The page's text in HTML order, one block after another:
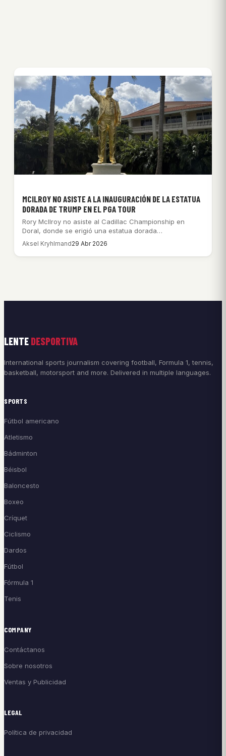
MCILROY NO ASISTE A LA INAUGURACIÓN DE LA ESTATUA
DORADA DE TRUMP EN EL PGA TOUR
Rory McIlroy no asiste al Cadillac Championship en
Doral, donde se erigió una estatua dorada…
Aksel Kryhlmand29 Abr 2026
LENTE DESPORTIVA
International sports journalism covering football, Formula 1, tennis,
basketball, motorsport and more. Delivered in multiple languages.
SPORTS
Fútbol americano
Atletismo
Bádminton
Béisbol
Baloncesto
Boxeo
Críquet
Ciclismo
Dardos
Fútbol
Fórmula 1
Tenis
COMPANY
Contáctanos
Sobre nosotros
Ventas y Publicidad
LEGAL
Política de privacidad